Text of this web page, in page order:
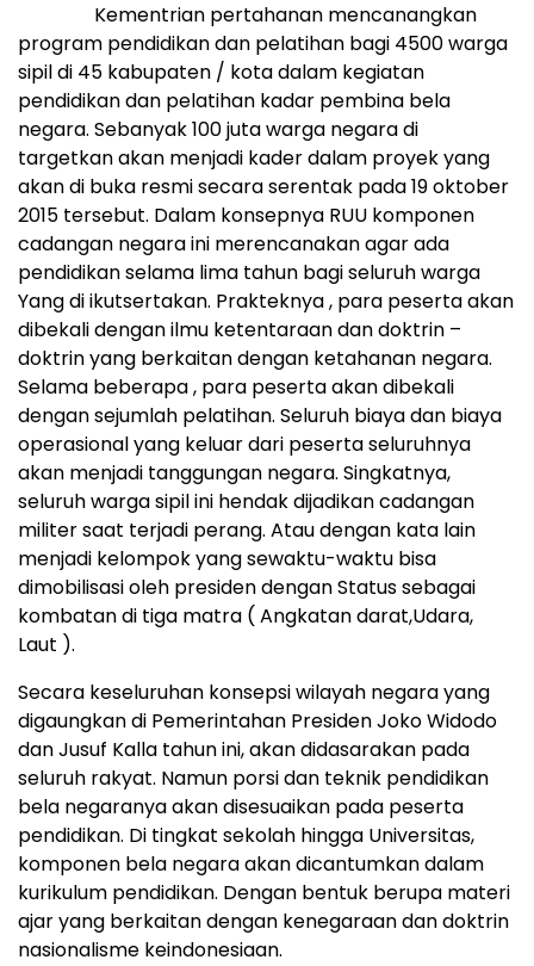
Kementrian pertahanan mencanangkan
program pendidikan dan pelatihan bagi 4500 warga
sipil di 45 kabupaten / kota dalam kegiatan
pendidikan dan pelatihan kadar pembina bela
negara. Sebanyak 100 juta warga negara di
targetkan akan menjadi kader dalam proyek yang
akan di buka resmi secara serentak pada 19 oktober
2015 tersebut. Dalam konsepnya RUU komponen
cadangan negara ini merencanakan agar ada
pendidikan selama lima tahun bagi seluruh warga
Yang di ikutsertakan. Prakteknya , para peserta akan
dibekali dengan ilmu ketentaraan dan doktrin –
doktrin yang berkaitan dengan ketahanan negara.
Selama beberapa , para peserta akan dibekali
dengan sejumlah pelatihan. Seluruh biaya dan biaya
operasional yang keluar dari peserta seluruhnya
akan menjadi tanggungan negara. Singkatnya,
seluruh warga sipil ini hendak dijadikan cadangan
militer saat terjadi perang. Atau dengan kata lain
menjadi kelompok yang sewaktu-waktu bisa
dimobilisasi oleh presiden dengan Status sebagai
kombatan di tiga matra ( Angkatan darat,Udara,
Laut ).
Secara keseluruhan konsepsi wilayah negara yang
digaungkan di Pemerintahan Presiden Joko Widodo
dan Jusuf Kalla tahun ini, akan didasarakan pada
seluruh rakyat. Namun porsi dan teknik pendidikan
bela negaranya akan disesuaikan pada peserta
pendidikan. Di tingkat sekolah hingga Universitas,
komponen bela negara akan dicantumkan dalam
kurikulum pendidikan. Dengan bentuk berupa materi
ajar yang berkaitan dengan kenegaraan dan doktrin
nasionalisme keindonesiaan.